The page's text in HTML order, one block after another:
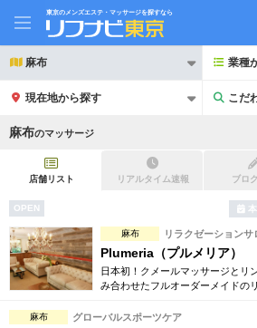
東京のメンズエステ・マッサージを探すなら
麻布 業種
現在地から探す こだ
こだ
21時以降も受付 24時
初回割引あり リピ
麻布のマッサージ
店舗リスト リアルタイム速報 ブロ
OPEN
麻布 リラクゼーションサ
Plumeria（プルメリア）
日本初！クメールマッサージとリ
み合わせたフルオーダーメイドの
麻布 グローバルスポーツケア